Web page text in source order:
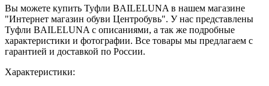
Вы можете купить Туфли BAILELUNA в нашем магазине
"Интернет магазин обуви Центробувь". У нас представлены
Туфли BAILELUNA с описаниями, а так же подробные
характеристики и фотографии. Все товары мы предлагаем с
гарантией и доставкой по России.
Характеристики: